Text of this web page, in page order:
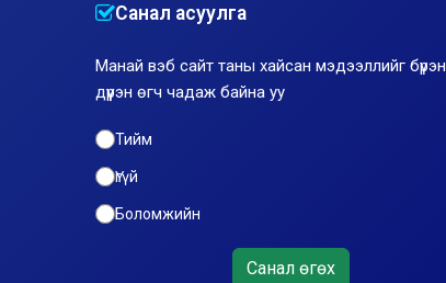
Санал асуулга
Манай вэб сайт таны хайсан мэдээллийг бүрэн
дүүрэн өгч чадаж байна уу
Тийм
Үгүй
Боломжийн
Санал өгөх